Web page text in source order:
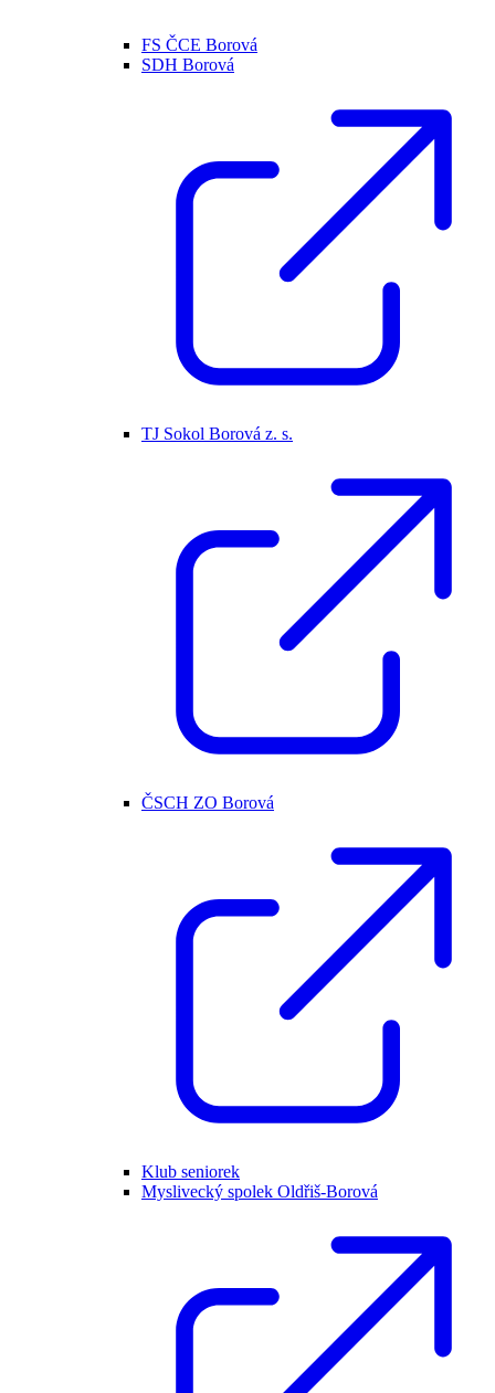
FS ČCE Borová
SDH Borová
TJ Sokol Borová z. s.
ČSCH ZO Borová
Klub seniorek
Myslivecký spolek Oldřiš-Borová